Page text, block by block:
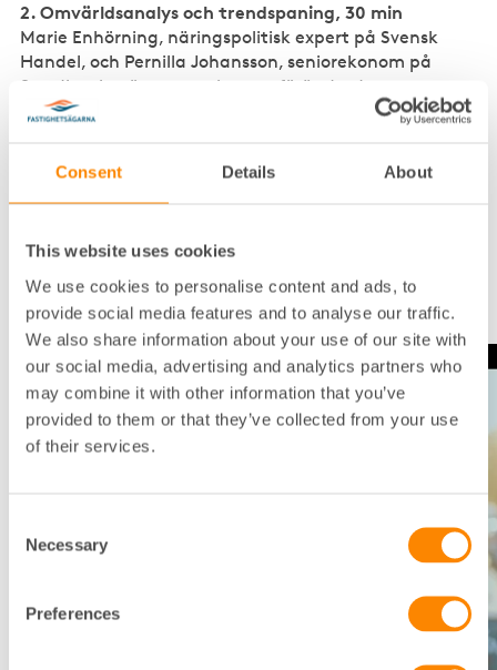
Consent Details About
This website uses cookies
We use cookies to personalise content and ads, to
provide social media features and to analyse our traffic.
We also share information about your use of our site with
our social media, advertising and analytics partners who
may combine it with other information that you’ve
provided to them or that they’ve collected from your use
of their services.
Selection
Necessary
Preferences
2. Omvärldsanalys och trendspaning, 30 min
Marie Enhörning, näringspolitisk expert på Svensk
Handel, och Pernilla Johansson, seniorekonom på
Swedbank, gör en spaning om förändrade
konsumtionsmönster och insikter utifrån rapporten
3. Fokus på större städer och Malmö i region Syd, 30
min
på Fastighetsägarna Syd, presenterar Cityindex.
Malmö, Helsingborg, Kristianstad, Lund och Växjö